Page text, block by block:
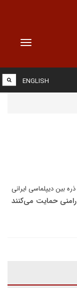
Toggle
ENGLISH
ذره بین دیپلماسی ایرانی
حمایت می‌کنند